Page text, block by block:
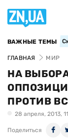
ВАЖНЫЕ ТЕМЫ
ГЛАВНАЯ МИР
НА
ПРОТИВ
28 апреля, 2013,
Поделиться